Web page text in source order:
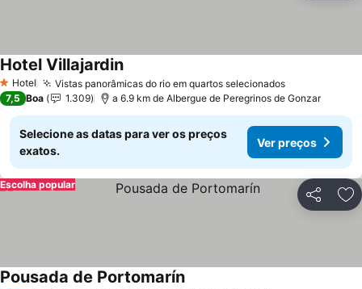
1 Estrelas
Hotel Vistas panorâmicas do rio em quartos selecionadosVer preços
Hotel VillajardinVer preços
7,5 Boa 1.309 a 6.9 km de Albergue de Peregrinos de Gonzar
Selecione as datas para ver os preços
exatos.
Ver preços
Partilhar
Escolha popular
Pousada de Portomarín